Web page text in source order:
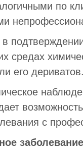
по
средах
его
с